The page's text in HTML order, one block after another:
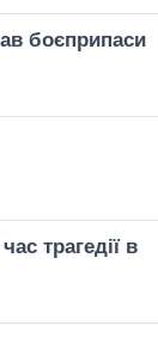
боєприпаси
трагедії в